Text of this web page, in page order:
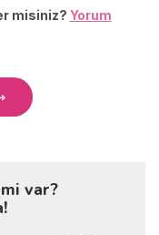
misiniz? Yorum
var?